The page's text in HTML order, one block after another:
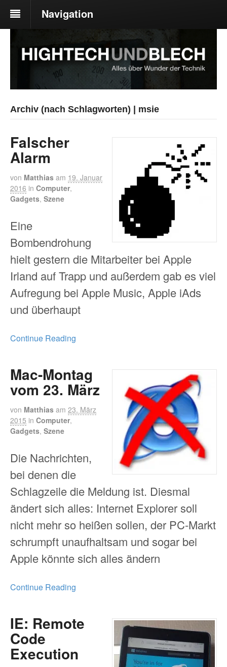
Navigation
Archiv (nach Schlagworten) | msie
Falscher
Alarm
von Matthias am 19. Januar
2016 in Computer,
Gadgets, Szene
Eine
Bombendrohung
hielt gestern die Mitarbeiter bei Apple
Irland auf Trapp und außerdem gab es viel
Aufregung bei Apple Music, Apple iAds
und überhaupt
Continue Reading
Mac-Montag
vom 23. März
von Matthias am 23. März
2015 in Computer,
Gadgets, Szene
Die Nachrichten,
bei denen die
Schlagzeile die Meldung ist. Diesmal
ändert sich alles: Internet Explorer soll
nicht mehr so heißen sollen, der PC-Markt
schrumpft unaufhaltsam und sogar bei
Apple könnte sich alles ändern
Continue Reading
IE: Remote
Code
Execution